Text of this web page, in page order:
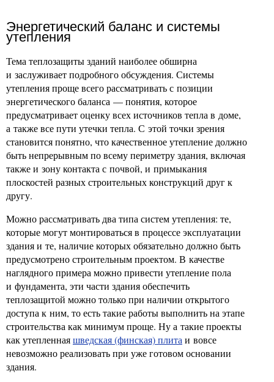
Энергетический баланс и системы
утепления
Тема теплозащиты зданий наиболее обширна
и заслуживает подробного обсуждения. Системы
утепления проще всего рассматривать с позиции
энергетического баланса — понятия, которое
предусматривает оценку всех источников тепла в доме,
а также все пути утечки тепла. С этой точки зрения
становится понятно, что качественное утепление должно
быть непрерывным по всему периметру здания, включая
также и зону контакта с почвой, и примыкания
плоскостей разных строительных конструкций друг к
другу.
Можно рассматривать два типа систем утепления: те,
которые могут монтироваться в процессе эксплуатации
здания и те, наличие которых обязательно должно быть
предусмотрено строительным проектом. В качестве
наглядного примера можно привести утепление пола
и фундамента, эти части здания обеспечить
теплозащитой можно только при наличии открытого
доступа к ним, то есть такие работы выполнить на этапе
строительства как минимум проще. Ну а такие проекты
как утепленнаяшведская (финская) плита и вовсе
невозможно реализовать при уже готовом основании
здания.